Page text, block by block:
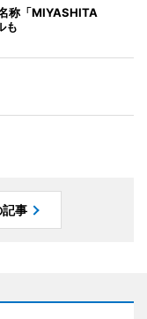
称「MIYASHITA
も
事